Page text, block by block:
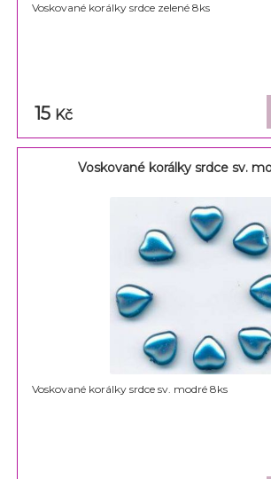
Voskované korálky srdce zelené 8ks
15 Kč
Voskované korálky srdce sv.
Voskované korálky srdce sv. modré 8ks